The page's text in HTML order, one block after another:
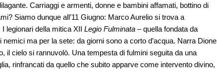
Carriaggi e armenti, donne e bambini affamati, bottino di
Siamo dunque all’11 Giugno: Marco Aurelio si trova a
legionari della mitica XII Legio Fulminata – quella fondata da
ma per la sete: da giorni sono a corto d’acqua. Narra Dione
il cielo si rannuvolò. Una tempesta di fulmini seguita da una
rinfrancati da quello che subito apparve come intervento divino,